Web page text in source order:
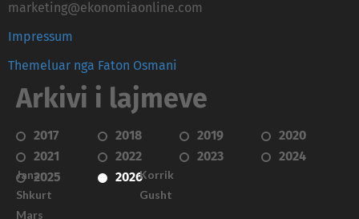
marketing@ekonomiaonline.com
Impressum
Themeluar nga Faton Osmani
Arkivi i lajmeve
2017 2018 2019
2020
2021
2022 2023
2024
2025
2026
Janar
Shkurt
Mars
Korrik
Gusht